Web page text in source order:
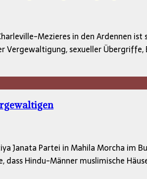
Mezieres in den Ardennen
Vergewaltigung, sexueller
Janata Partei in Mahila Morcha
Hindu-Männer muslimische